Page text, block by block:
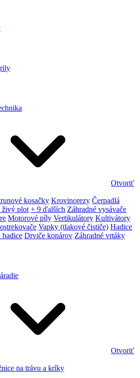
Otvoriť
kosačky Krovinorezy Čerpadlá
živý plot + 9 ďalších Záhradné vysávače
Motorové píly Vertikulátory Kultivátory
Vapky (tlakové čističe) Hadice
hadice Drviče konárov Záhradné vrtáky
Otvoriť
na trávu a kríky